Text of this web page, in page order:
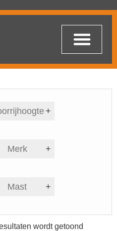
+
Merk +
Mast +
wordt getoond